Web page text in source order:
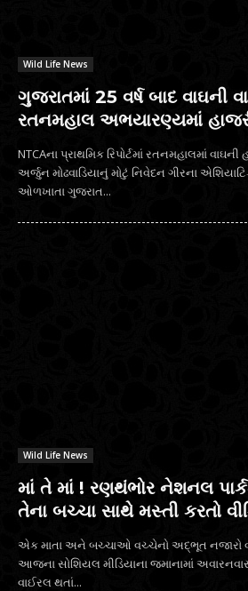
Wild Life News
ગુજરાતમાં 25 વર્ષ બાદ વાઘની
રતનમહાલ અભયારણ્યમાં
NTCAના પ્રાથમિક રિપોર્ટમાં રતનમહાલમાં વાઘની
અર્જુન મોઢવાડિયાનું મોટું નિવેદન ગીરના એશિયાટિક સિંહ માટે વિશ્વભરમાં
ઓળખાતા ગુજરાત...
Wild Life News
માં તે માં ! રણથંભોર નેશનલ
તેના બચ્ચા સાથે મસ્તી કરતો
એક માતા અને બચ્ચાઓ વચ્ચેનો અદ્ભૂત નજારો
આજના સોશિયલ મીડિયાના જમાનામાં
વાઈરલ થતાં...